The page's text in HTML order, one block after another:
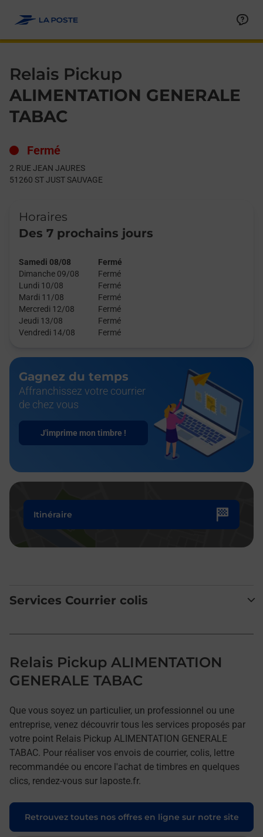
Relais Pickup
ALIMENTATION GENERALE
TABAC
Fermé
2 RUE JEAN JAURES
51260 ST JUST SAUVAGE
Horaires
Des 7 prochains jours
Samedi 08/08
Fermé
Dimanche 09/08
Fermé
Lundi 10/08
Fermé
Mardi 11/08
Fermé
Mercredi 12/08
Fermé
Jeudi 13/08
Fermé
Vendredi 14/08
Fermé
Gagnez du temps
Affranchissez votre courrier
de chez vous
J'imprime mon timbre !
Itinéraire
Services Courrier colis
Relais Pickup ALIMENTATION
GENERALE TABAC
Que vous soyez un particulier, un professionnel ou une
entreprise, venez découvrir tous les services proposés par
votre point Relais Pickup ALIMENTATION GENERALE
TABAC. Pour réaliser vos envois de courrier, colis, lettre
recommandée ou encore l'achat de timbres en quelques
clics, rendez-vous sur laposte.fr.
Retrouvez toutes nos offres en ligne sur notre site